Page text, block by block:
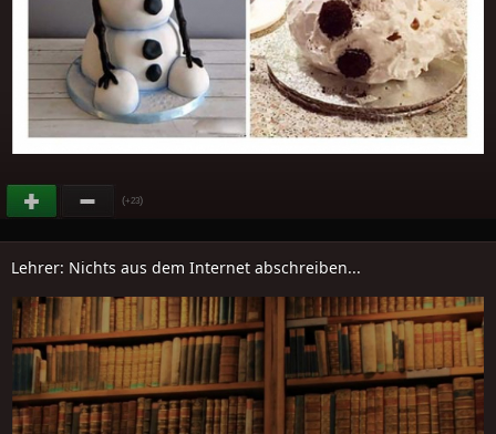
(+23)
Lehrer: Nichts aus dem Internet abschreiben...